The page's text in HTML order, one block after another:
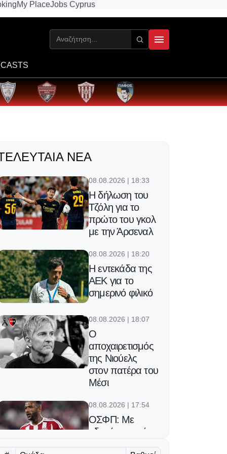
My PlaceJobs Cyprus
ΝΈΑ
08.08.2026 | 18:33
Η δήλωση του
Τζόλη για το
πρώτο του γκολ
με την Άρσεναλ
08.08.2026 | 18:20
Η εντεκάδα της
ΑΕΚ για το
σημερινό φιλικό
08.08.2026 | 18:07
Ο
αποχαιρετισμός
της Νιούελς
στον πατέρα του
Μέσι
08.08.2026 | 17:54
ΟΣΦΠ: Με
οδηγό τις εκτός